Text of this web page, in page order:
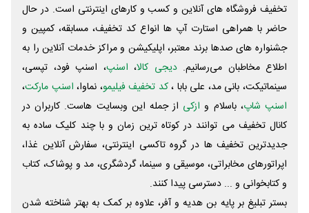
تخفیف فروشگاه های آنلاین و کسب و‌ کارهای اینترنتی است. در حال
حاضر با همراهی استارت آپ ها انواع کد تخفیف، مسابقه، کمپین و
جشنواره های صدها برند معتبر، اپلیکیشن و مراکز خدمات آنلاین را به
اطلاع مخاطبان می‌رسانیم. دیجی کالا، اسنپ، اسنپ فود، تپسی،
سینماتیکت، بانی مد، علی‌ بابا ،کد تخفیف فیلیمو، نماوا، اسنپ مارکت،
اسنپ شاپ، باسلام و ازکی از جمله این وبسایت ‌هاست. کاربران در
کانال تخفیف می توانند در کوتاه ترین زمان و با چند کلیک ساده به
جدیدترین تخفیف ها در گروه تاکسی اینترنتی، سفارش آنلاین غذا،
اپراتورهای مخابراتی، موسیقی و سینما، گردشگری، مد و پوشاک، کتاب
و کتابخوانی و ... دسترسی پیدا کنند.
بستر تبلیغ بر پایه بن هدیه و آفر، علاوه بر کمک به بهتر شناخته شدن